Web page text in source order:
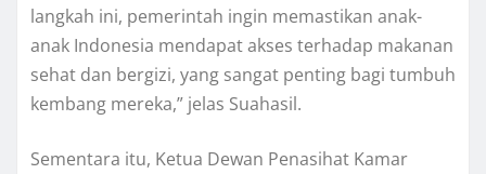
langkah ini, pemerintah ingin memastikan anak-
anak Indonesia mendapat akses terhadap makanan
sehat dan bergizi, yang sangat penting bagi tumbuh
kembang mereka,” jelas Suahasil.
Sementara itu, Ketua Dewan Penasihat Kamar